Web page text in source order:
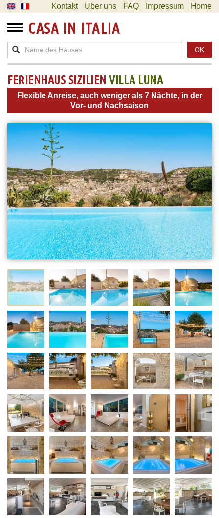
Kontakt Über uns FAQ Impressum Home
CASA IN ITALIA
OK
FERIENHAUS SIZILIEN VILLA LUNA
Flexible Anreise, auch weniger als 7 Nächte, in der
Vor- und Nachsaison